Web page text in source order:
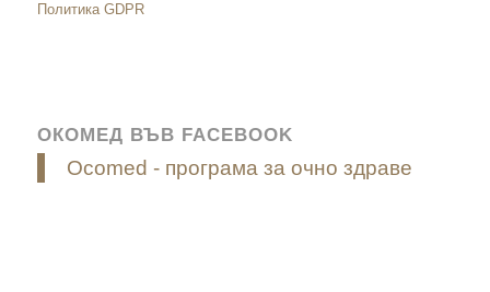
Политика GDPR
ОКОМЕД ВЪВ FACEBOOK
Ocomed - програма за очно здраве